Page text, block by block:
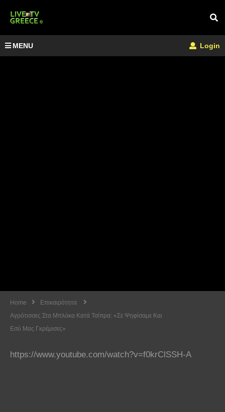
MENU Login
Home
Επικαιρότητα
Αγρότισσες Στα Μπλόκα Κατά Τσίπρα: «Σε Ψηφίσαμε Και
Εσύ Μας Γκρέμισες»
https://www.youtube.com/watch?v=f0krClSSH-A